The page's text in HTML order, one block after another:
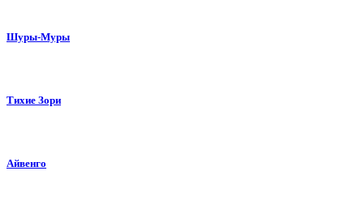
Шуры-Муры
Тихие Зори
Айвенго